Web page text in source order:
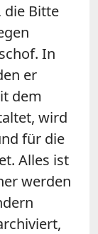
die Bitte
In
er
dem
wird
für die
Alles ist
werden